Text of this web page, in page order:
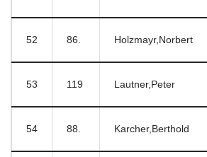
52 86. Holzmayr,Norbert
53 119 Lautner,Peter
54 88. Karcher,Berthold